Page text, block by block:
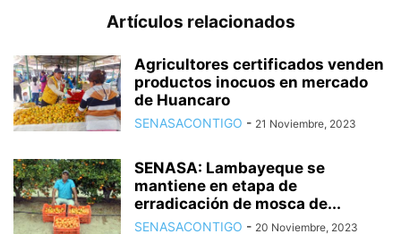
Artículos relacionados
Agricultores certificados venden
productos inocuos en mercado
de Huancaro
SENASACONTIGO - 21 Noviembre, 2023
SENASA: Lambayeque se
mantiene en etapa de
erradicación de mosca de...
SENASACONTIGO - 20 Noviembre, 2023